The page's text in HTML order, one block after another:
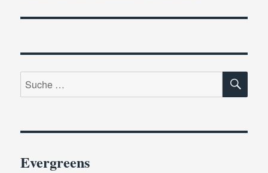
Suche
nach:
Evergreens